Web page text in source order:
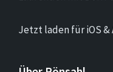
Jetzt laden für iOS &